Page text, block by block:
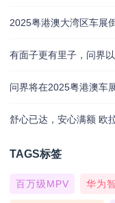
2025粤港澳大湾区车展
有面子更有里子，问界
舒心已达，安心满额 欧
TAGS标签
百万级MPV 华为